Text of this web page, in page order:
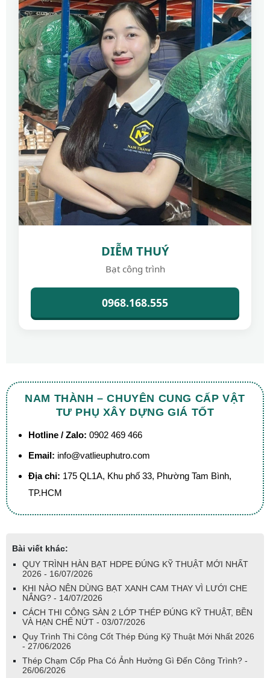
DIỄM THUÝ
Bạt công trình
0968.168.555
NAM THÀNH – CHUYÊN CUNG CẤP VẬT
TƯ PHỤ XÂY DỰNG GIÁ TỐT
Hotline / Zalo: 0902 469 466
Email: info@vatlieuphutro.com
Địa chỉ: 175 QL1A, Khu phố 33, Phường Tam Bình,
TP.HCM
Bài viết khác:
QUY TRÌNH HÀN BẠT HDPE ĐÚNG KỸ THUẬT MỚI NHẤT
2026 - 16/07/2026
KHI NÀO NÊN DÙNG BẠT XANH CAM THAY VÌ LƯỚI CHE
NẮNG? - 14/07/2026
CÁCH THI CÔNG SÀN 2 LỚP THÉP ĐÚNG KỸ THUẬT, BỀN
VÀ HẠN CHẾ NỨT - 03/07/2026
Quy Trình Thi Công Cốt Thép Đúng Kỹ Thuật Mới Nhất 2026
- 27/06/2026
Thép Chạm Cốp Pha Có Ảnh Hưởng Gì Đến Công Trình? -
26/06/2026